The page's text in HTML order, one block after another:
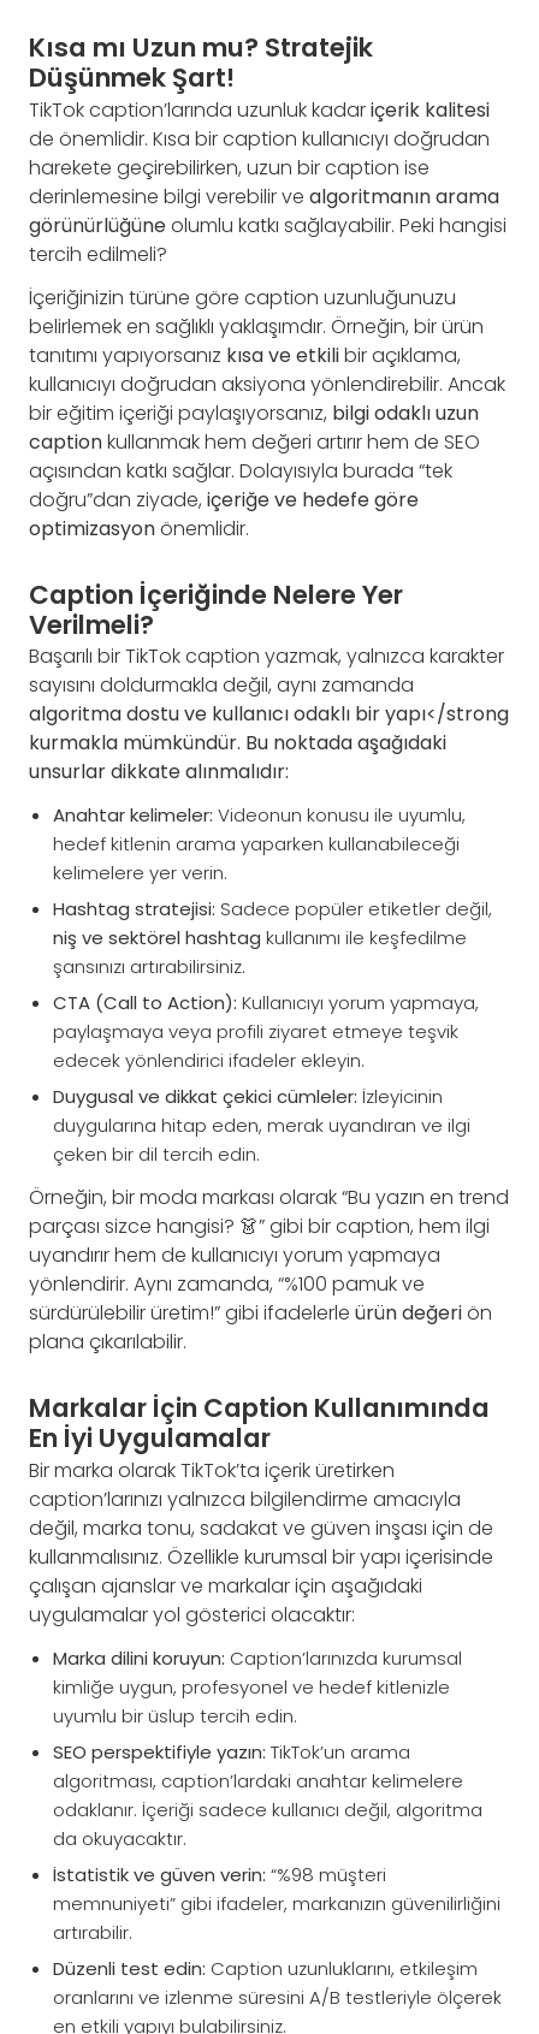
Kısa mı Uzun mu? Stratejik
Düşünmek Şart!
TikTok caption’larında uzunluk kadariçerik kalitesi
de önemlidir. Kısa bir caption kullanıcıyı doğrudan
harekete geçirebilirken, uzun bir caption ise
derinlemesine bilgi verebilir ve algoritmanın arama
görünürlüğüneolumlu katkı sağlayabilir. Peki hangisi
tercih edilmeli?
İçeriğinizin türüne göre caption uzunluğunuzu
belirlemek en sağlıklı yaklaşımdır. Örneğin, bir ürün
tanıtımı yapıyorsanız kısa ve etkilibir açıklama,
kullanıcıyı doğrudan aksiyona yönlendirebilir. Ancak
bir eğitim içeriği paylaşıyorsanız, bilgi odaklı uzun
captionkullanmak hem değeri artırır hem de SEO
açısından katkı sağlar. Dolayısıyla burada “tek
doğru”dan ziyade, içeriğe ve hedefe göre
optimizasyonönemlidir.
Caption İçeriğinde Nelere Yer
Verilmeli?
Başarılı bir TikTok caption yazmak, yalnızca karakter
sayısını doldurmakla değil, aynı zamanda
algoritma dostu ve kullanıcı odaklı bir yapı</strong
kurmakla mümkündür. Bu noktada aşağıdaki
unsurlar dikkate alınmalıdır:
Anahtar kelimeler: Videonun konusu ile uyumlu,
hedef kitlenin arama yaparken kullanabileceği
kelimelere yer verin.
Hashtag stratejisi: Sadece popüler etiketler değil,
niş ve sektörel hashtag kullanımı ile keşfedilme
şansınızı artırabilirsiniz.
CTA (Call to Action): Kullanıcıyı yorum yapmaya,
paylaşmaya veya profili ziyaret etmeye teşvik
edecek yönlendirici ifadeler ekleyin.
Duygusal ve dikkat çekici cümleler: İzleyicinin
duygularına hitap eden, merak uyandıran ve ilgi
çeken bir dil tercih edin.
Örneğin, bir moda markası olarak “Bu yazın en trend
parçası sizce hangisi? 👗” gibi bir caption, hem ilgi
uyandırır hem de kullanıcıyı yorum yapmaya
yönlendirir. Aynı zamanda, “%100 pamuk ve
sürdürülebilir üretim!” gibi ifadelerle ürün değeriön
plana çıkarılabilir.
Markalar İçin Caption Kullanımında
En İyi Uygulamalar
Bir marka olarak TikTok’ta içerik üretirken
caption’larınızı yalnızca bilgilendirme amacıyla
değil, marka tonu, sadakat ve güven inşası için de
kullanmalısınız. Özellikle kurumsal bir yapı içerisinde
çalışan ajanslar ve markalar için aşağıdaki
uygulamalar yol gösterici olacaktır:
Marka dilini koruyun: Caption’larınızda kurumsal
kimliğe uygun, profesyonel ve hedef kitlenizle
uyumlu bir üslup tercih edin.
SEO perspektifiyle yazın: TikTok’un arama
algoritması, caption’lardaki anahtar kelimelere
odaklanır. İçeriği sadece kullanıcı değil, algoritma
da okuyacaktır.
İstatistik ve güven verin: “%98 müşteri
memnuniyeti” gibi ifadeler, markanızın güvenilirliğini
artırabilir.
Düzenli test edin: Caption uzunluklarını, etkileşim
oranlarını ve izlenme süresini A/B testleriyle ölçerek
en etkili yapıyı bulabilirsiniz.